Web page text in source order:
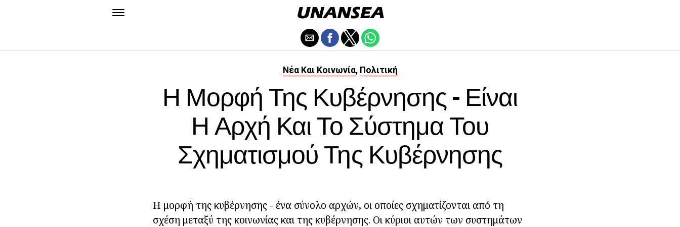
Νέα Και Κοινωνία, Πολιτική
Η Μορφή Της Κυβέρνησης - Είναι
Η Αρχή Και Το Σύστημα Του
Σχηματισμού Της Κυβέρνησης
Η μορφή της κυβέρνησης - ένα σύνολο αρχών, οι οποίες σχηματίζονται από τη
σχέση μεταξύ της κοινωνίας και της κυβέρνησης. Οι κύριοι αυτών των συστημάτων